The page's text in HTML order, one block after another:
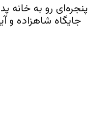
پنجره‌ای رو به خانه